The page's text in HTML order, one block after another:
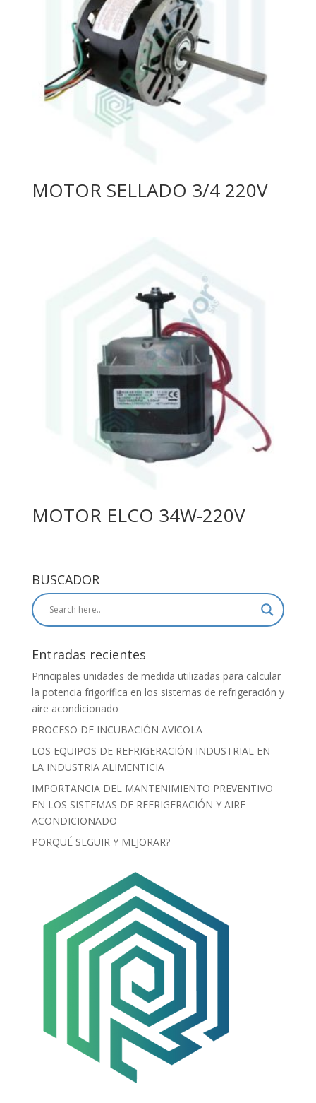
MOTOR SELLADO 3/4 220V
MOTOR ELCO 34W-220V
BUSCADOR
Entradas recientes
Principales unidades de medida utilizadas para calcular
la potencia frigorífica en los sistemas de refrigeración y
aire acondicionado
PROCESO DE INCUBACIÓN AVICOLA
LOS EQUIPOS DE REFRIGERACIÓN INDUSTRIAL EN
LA INDUSTRIA ALIMENTICIA
IMPORTANCIA DEL MANTENIMIENTO PREVENTIVO
EN LOS SISTEMAS DE REFRIGERACIÓN Y AIRE
ACONDICIONADO
PORQUÉ SEGUIR Y MEJORAR?